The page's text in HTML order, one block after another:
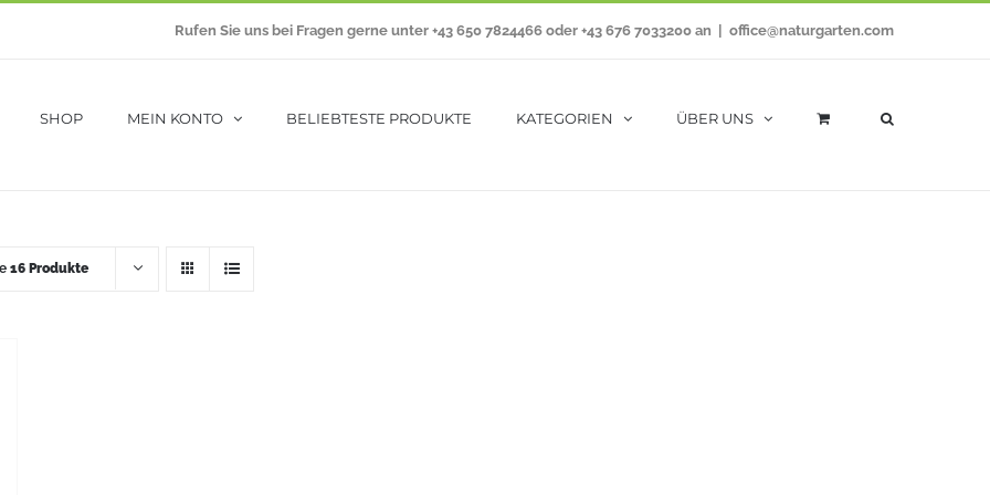
Rufen Sie uns bei Fragen gerne unter +43 650 7824466 oder +43 676 7033200 an office@naturgarten.com
SHOP MEIN KONTO BELIEBTESTE PRODUKTE KATEGORIEN ÜBER UNS
16 Produkte